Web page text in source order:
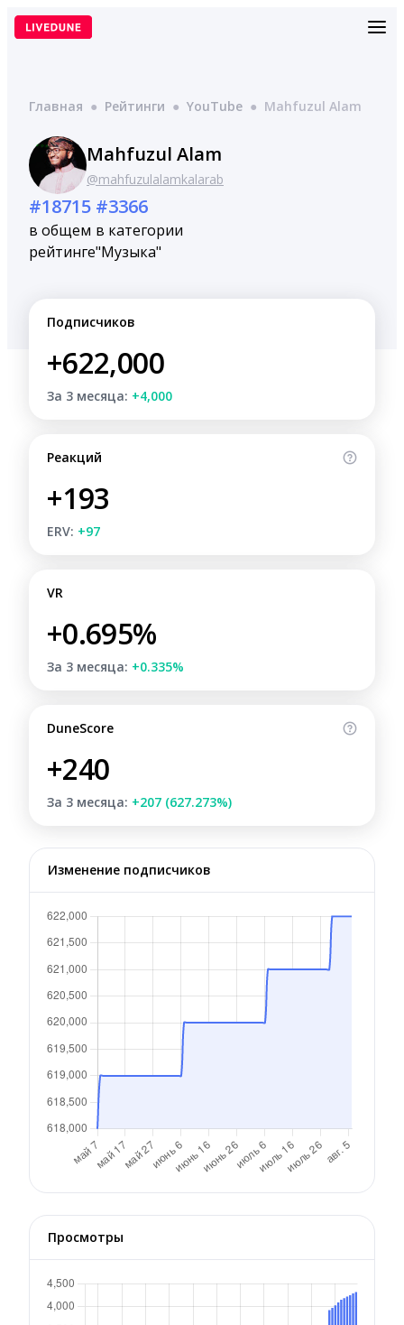
Перейти
Главная ● Рейтинги ● YouTube ● Mahfuzul Alam
Mahfuzul Alam
@mahfuzulalamkalarab
#18715
в общем
рейтинге
#3366
в категории
"Музыка"
Подписчиков
+622,000
За 3 месяца: +4,000
Реакций
+193
ERV: +97
VR
+0.695%
За 3 месяца: +0.335%
DuneScore
+240
За 3 месяца: +207 (627.273%)
Изменение подписчиков
Просмотры